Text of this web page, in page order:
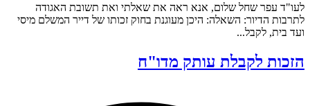
לעו"ד עפר שחל שלום, אנא ראה את שאלתי ואת תשובת האגודה
לתרבות הדיור: השאלה: היכן מעוגנת בחוק זכותו של דייר המשלם מיסי
ועד בית, לקבל...
הזכות לקבלת עותק מדו"ח